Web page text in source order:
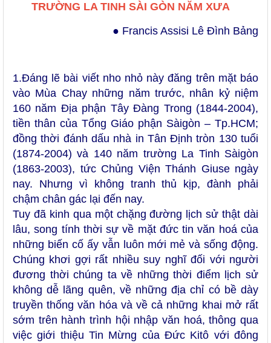
TRƯỜNG LA TINH SÀI GÒN NĂM XƯA
● Francis Assisi Lê Đình Bảng
1.Đáng lẽ bài viết nho nhỏ này đăng trên mặt báo
vào Mùa Chay những năm trước, nhân kỷ niệm
160 năm Địa phận Tây Đàng Trong (1844-2004),
tiền thân của Tổng Giáo phận Sàigòn – Tp.HCM;
đồng thời đánh dấu nhà in Tân Định tròn 130 tuổi
(1874-2004) và 140 năm trường La Tinh Sàigòn
(1863-2003), tức Chủng Viện Thánh Giuse ngày
nay. Nhưng vì không tranh thủ kịp, đành phải
chậm chân gác lại đến nay.
Tuy đã kinh qua một chặng đường lịch sử thật dài
lâu, song tính thời sự về mặt đức tin văn hoá của
những biến cố ấy vẫn luôn mới mẻ và sống động.
Chúng khơi gợi rất nhiều suy nghĩ đối với người
đương thời chúng ta về những thời điểm lịch sử
không dễ lãng quên, về những địa chỉ có bề dày
truyền thống văn hóa và về cả những khai mở rất
sớm trên hành trình hội nhập văn hoá, thông qua
việc giới thiệu Tin Mừng của Đức Kitô với đông